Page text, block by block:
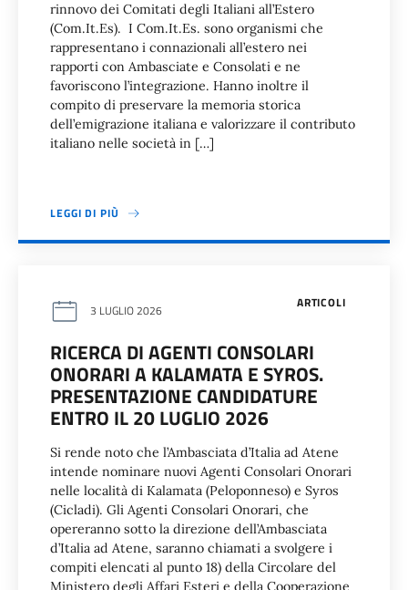
rinnovo dei Comitati degli Italiani all’Estero
(Com.It.Es). I Com.It.Es. sono organismi che
rappresentano i connazionali all’estero nei
rapporti con Ambasciate e Consolati e ne
favoriscono l’integrazione. Hanno inoltre il
compito di preservare la memoria storica
dell’emigrazione italiana e valorizzare il contributo
italiano nelle società in […]
LEGGI DI PIÙ
ARTICOLI
3 LUGLIO 2026
RICERCA DI AGENTI CONSOLARI
ONORARI A KALAMATA E SYROS.
PRESENTAZIONE CANDIDATURE
ENTRO IL 20 LUGLIO 2026
Si rende noto che l’Ambasciata d’Italia ad Atene
intende nominare nuovi Agenti Consolari Onorari
nelle località di Kalamata (Peloponneso) e Syros
(Cicladi). Gli Agenti Consolari Onorari, che
opereranno sotto la direzione dell’Ambasciata
d’Italia ad Atene, saranno chiamati a svolgere i
compiti elencati al punto 18) della Circolare del
Ministero degli Affari Esteri e della Cooperazione